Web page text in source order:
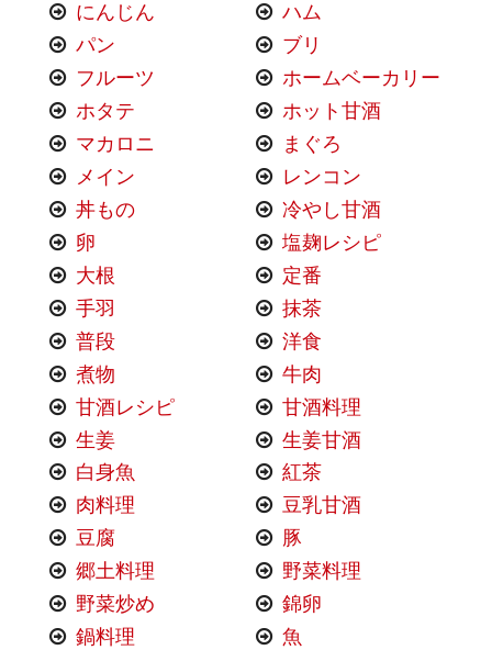
にんじん
ハム
パン
ブリ
フルーツ
ホームベーカリー
ホタテ
ホット甘酒
マカロニ
まぐろ
メイン
レンコン
丼もの
冷やし甘酒
卵
塩麹レシピ
大根
定番
手羽
抹茶
普段
洋食
煮物
牛肉
甘酒レシピ
甘酒料理
生姜
生姜甘酒
白身魚
紅茶
肉料理
豆乳甘酒
豆腐
豚
郷土料理
野菜料理
野菜炒め
錦卵
鍋料理
魚